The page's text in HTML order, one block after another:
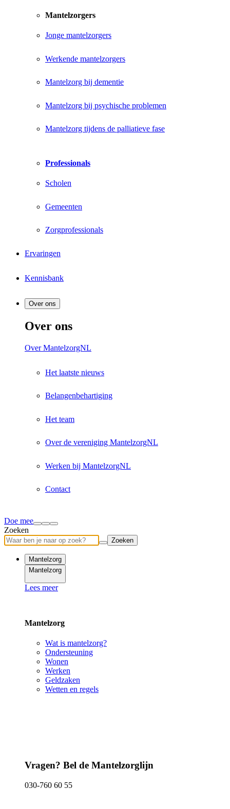
Mantelzorgers
Jonge mantelzorgers
Werkende mantelzorgers
Mantelzorg bij dementie
Mantelzorg bij psychische problemen
Mantelzorg tijdens de palliatieve fase
Professionals
Scholen
Gemeenten
Zorgprofessionals
Ervaringen
Kennisbank
Over ons
Over ons
Over MantelzorgNL
Het laatste nieuws
Belangenbehartiging
Het team
Over de vereniging MantelzorgNL
Werken bij MantelzorgNL
Contact
Doe mee
Zoeken
Zoeken
Mantelzorg
Mantelzorg
Lees meer
Mantelzorg
Wat is mantelzorg?
Ondersteuning
Wonen
Werken
Geldzaken
Wetten en regels
Vragen? Bel de Mantelzorglijn
030-760 60 55